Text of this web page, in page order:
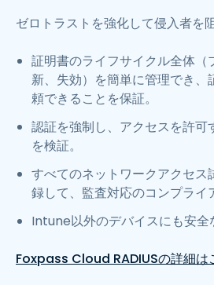
ゼロトラストを強化して侵入者を
証明書のライフサイクル全体（
新、失効）を簡単に管理でき、
頼できることを保証。
認証を強制し、アクセスを許可
を検証。
すべてのネットワークアクセス
録して、監査対応のコンプライ
Intune以外のデバイスにも安全
Foxpass Cloud RADIUSの詳細は